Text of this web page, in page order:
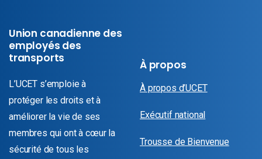
Union canadienne des
employés des
transports
L’UCET s’emploie à
protéger les droits et à
améliorer la vie de ses
membres qui ont à cœur la
sécurité de tous les
À propos
À propos d’UCET
Exécutif national
Trousse de Bienvenue